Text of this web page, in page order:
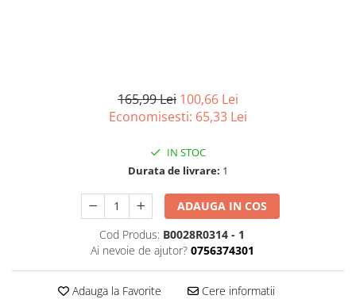
Utilaje si materiale de constructii
Laptop, Tablete & Telefoane
Accesorii tablete
Laptopuri si Accesorii
Telefoane Mobile & accesorii
Wearable & Gadgeturi
165,99 Lei 100,66 Lei
Economisesti: 65,33 Lei
IN STOC
Durata de livrare: 1
ADAUGA IN COS
Cod Produs: B0028R0314 - 1
Ai nevoie de ajutor? 0756374301
Adauga la Favorite Cere informatii